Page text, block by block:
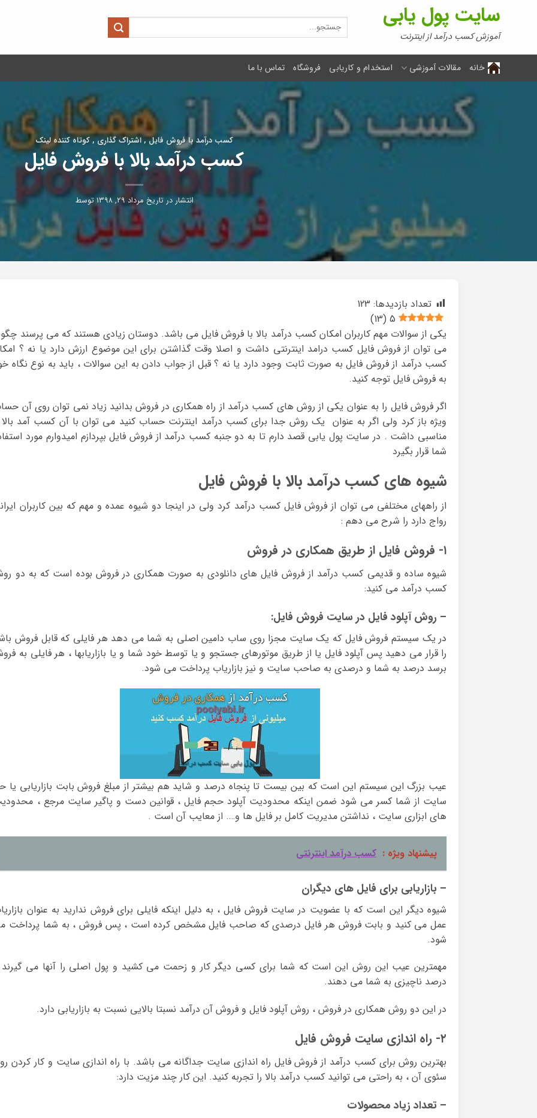
سایت پول یابی
آموزش کسب درآمد از اینترنت
جستجو
برای:
خانه مقالات آموزشی استخدام و کاریابی فروشگاه تماس با ما
کسب درآمد با فروش فایل , اشتراک گذاری , کوتاه کننده لینک
کسب درآمد بالا با فروش فایل
انتشار در تاریخمرداد ۲۹, ۱۳۹۸ توسط
تعداد بازدیدها: 123
5
(
13
)
یکی از سوالات مهم کاربران امکان کسب درآمد بالا با فروش فایل می باشد. دوستان زیادی هستند که می پرسند
می توان از فروش فایل کسب درامد اینترنتی داشت و اصلا وقت گذاشتن برای این موضوع ارزش دارد یا نه ؟
کسب درآمد از فروش فایل به صورت ثابت وجود دارد یا نه ؟ قبل از جواب دادن به این سوالات ، باید به نوع نگاه
به فروش فایل توجه کنید.
اگر فروش فایل را به عنوان یکی از روش های کسب درآمد از راه همکاری در فروش بدانید زیاد نمی توان روی آن
ویژه باز کرد ولی اگر به عنوان یک روش جدا برای کسب درآمد اینترنت حساب کنید می توان با آن کسب آمد
مناسبی داشت . در سایت پول یابی قصد دارم تا به دو جنبه کسب درآمد از فروش فایل بپردازم امیدوارم مورد
شما قرار بگیرد
شیوه های کسب درآمد بالا با فروش فایل
از راههای مختلفی می توان از فروش فایل کسب درآمد کرد ولی در اینجا دو شیوه عمده و مهم که بین کاربران
رواج دارد را شرح می دهم :
۱- فروش فایل از طریق همکاری در فروش
شیوه ساده و قدیمی کسب درآمد از فروش فایل های دانلودی به صورت همکاری در فروش بوده است که به دو
کسب درآمد می کنید:
– روش آپلود فایل در سایت فروش فایل:
در یک سیستم فروش فایل که یک سایت مجزا روی ساب دامین اصلی به شما می دهد هر فایلی که قابل فروش
را قرار می دهید پس آپلود فایل یا از طریق موتورهای جستجو و یا توسط خود شما و یا بازاریابها ، هر فایلی به
برسد درصد به شما و درصدی به صاحب سایت و نیز بازاریاب پرداخت می شود.
عیب بزرگ این سیستم این است که بین بیست تا پنجاه درصد و شاید هم بیشتر از مبلغ فروش بابت بازاریابی یا
سایت از شما کسر می شود ضمن اینکه محدودیت آپلود حجم فایل ، قوانین دست و پاگیر سایت مرجع ،
های ابزاری سایت ، نداشتن مدیریت کامل بر فایل ها و…. از معایب آن است .
پیشنهاد ویژه : کسب درآمد اینترنتی
– بازاریابی برای فایل های دیگران
شیوه دیگر این است که با عضویت در سایت فروش فایل ، به دلیل اینکه فایلی برای فروش ندارید به عنوان
عمل می کنید و بابت فروش هر فایل درصدی که صاحب فایل مشخص کرده است ، پس فروش ، به شما پرداخت
شود.
مهمترین عیب این روش این است که شما برای کسی دیگر کار و زحمت می کشید و پول اصلی را آنها می
درصد ناچیزی به شما می دهند.
در این دو روش همکاری در فروش ، روش آپلود فایل و فروش آن درآمد نسبتا بالایی نسبت به بازاریابی دارد.
۲- راه اندازی سایت فروش فایل
بهترین روش برای کسب درآمد از فروش فایل راه اندازی سایت جداگانه می باشد. با راه اندازی سایت و کار کردن
سئوی آن ، به راحتی می توانید کسب درآمد بالا را تجربه کنید. این کار چند مزیت دارد:
– تعداد زیاد محصولات